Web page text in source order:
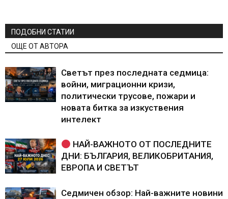
ПОДОБНИ СТАТИИ
ОЩЕ ОТ АВТОРА
Светът през последната седмица:
войни, миграционни кризи,
политически трусове, пожари и
новата битка за изкуствения
интелект
НАЙ-ВАЖНОТО ОТ ПОСЛЕДНИТЕ
ДНИ: БЪЛГАРИЯ, ВЕЛИКОБРИТАНИЯ,
ЕВРОПА И СВЕТЪТ
Седмичен обзор: Най-важните новини